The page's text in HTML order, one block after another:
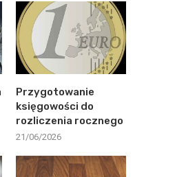
Przygotowanie
księgowości do
rozliczenia rocznego
21/06/2026